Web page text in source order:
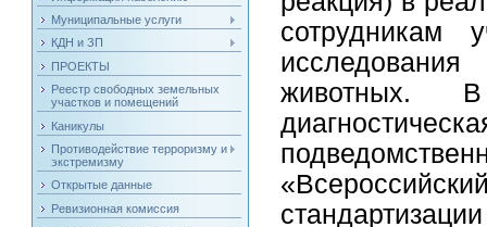
Муниципальные услуги
КДН и ЗП
ПРОЕКТЫ
Реестр свободных земельных
участков и помещений
Каникулы
Противодействие терроризму и
экстремизму
Открытые данные
Ревизионная комиссия
сотрудникам
животных.